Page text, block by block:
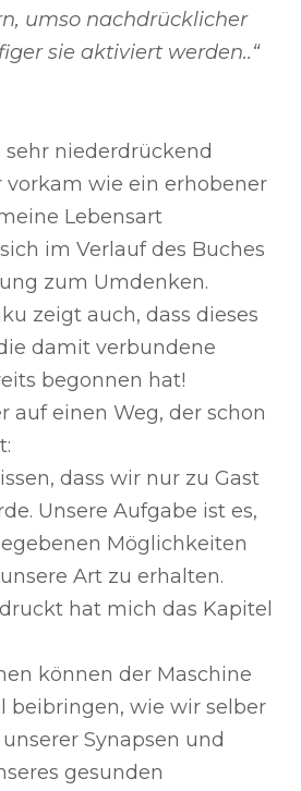
umso nachdrücklicher
sie aktiviert werden..“
niederdrückend
wie ein erhobener
Lebensart
im Verlauf des Buches
zum Umdenken.
zeigt auch, dass dieses
damit verbundene
begonnen hat!
auf einen Weg, der schon
dass wir nur zu Gast
Unsere Aufgabe ist es,
Möglichkeiten
Art zu erhalten.
hat mich das Kapitel
können der Maschine
beibringen, wie wir selber
Synapsen und
gesunden